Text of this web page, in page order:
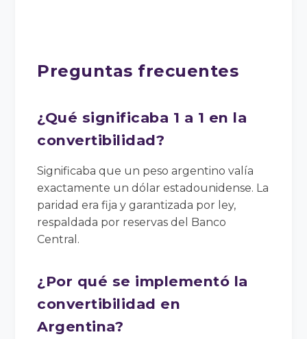
Preguntas frecuentes
¿Qué significaba 1 a 1 en la
convertibilidad?
Significaba que un peso argentino valía
exactamente un dólar estadounidense. La
paridad era fija y garantizada por ley,
respaldada por reservas del Banco
Central.
¿Por qué se implementó la
convertibilidad en
Argentina?